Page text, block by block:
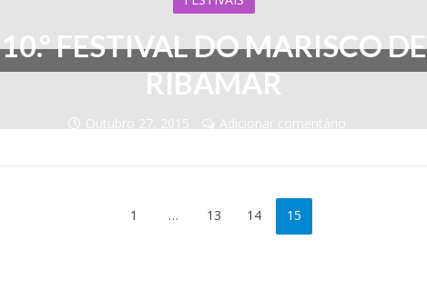
10.º FESTIVAL DO MARISCO DE
RIBAMAR
Outubro 27, 2015 Adicionar comentário
1 … 13 14 15